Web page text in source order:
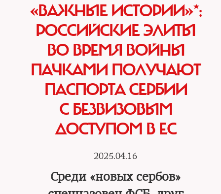
«ВАЖНЫЕ ИСТОРИИ»*:
РОССИЙСКИЕ ЭЛИТЫ
ВО ВРЕМЯ ВОЙНЫ
ПАЧКАМИ ПОЛУЧАЮТ
ПАСПОРТА СЕРБИИ
С БЕЗВИЗОВЫМ
ДОСТУПОМ В ЕС
2025.04.16
Среди «новых сербов»